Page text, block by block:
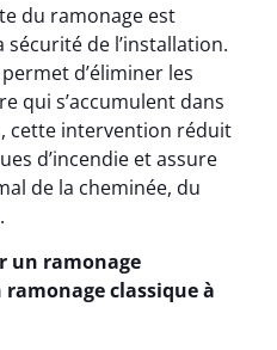
du ramonage est
de l’installation.
d’éliminer les
qui s’accumulent dans
cette intervention réduit
d’incendie et assure
de la cheminée, du
un ramonage
classique à